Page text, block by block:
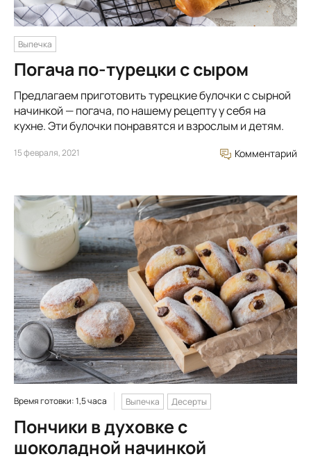
Выпечка
Погача по-турецки с сыром
Предлагаем приготовить турецкие булочки с сырной
начинкой — погача, по нашему рецепту у себя на
кухне. Эти булочки понравятся и взрослым и детям.
15 февраля, 2021 Комментарий
Время готовки: 1,5 часа Выпечка Десерты
Пончики в духовке с
шоколадной начинкой